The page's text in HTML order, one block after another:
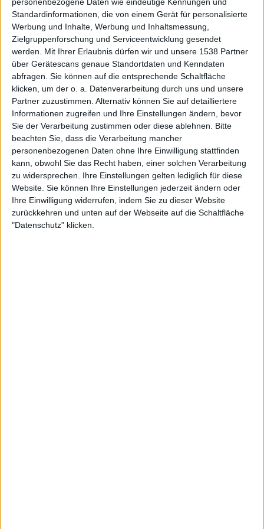
Standardinformationen, die von einem Gerät für personalisierte
Werbung und Inhalte, Werbung und Inhaltsmessung,
Zielgruppenforschung und Serviceentwicklung gesendet
werden.
Mit Ihrer Erlaubnis dürfen wir und unsere 1538 Partner
über Gerätescans genaue Standortdaten und Kenndaten
abfragen. Sie können auf die entsprechende Schaltfläche
klicken, um der o. a. Datenverarbeitung durch uns und unsere
Partner zuzustimmen. Alternativ können Sie auf detailliertere
Informationen zugreifen und Ihre Einstellungen ändern, bevor
Sie der Verarbeitung zustimmen oder diese ablehnen.
Bitte
beachten Sie, dass die Verarbeitung mancher
personenbezogenen Daten ohne Ihre Einwilligung stattfinden
kann, obwohl Sie das Recht haben, einer solchen Verarbeitung
zu widersprechen. Ihre Einstellungen gelten lediglich für diese
Website. Sie können Ihre Einstellungen jederzeit ändern oder
Ihre Einwilligung widerrufen, indem Sie zu dieser Website
zurückkehren und unten auf der Webseite auf die Schaltfläche
"Datenschutz" klicken.
Aktuelle Alben der Bands
9/10
Review
Atrocity
6
Okkult III
9/10
Review
Das Ich
2
Antichrist